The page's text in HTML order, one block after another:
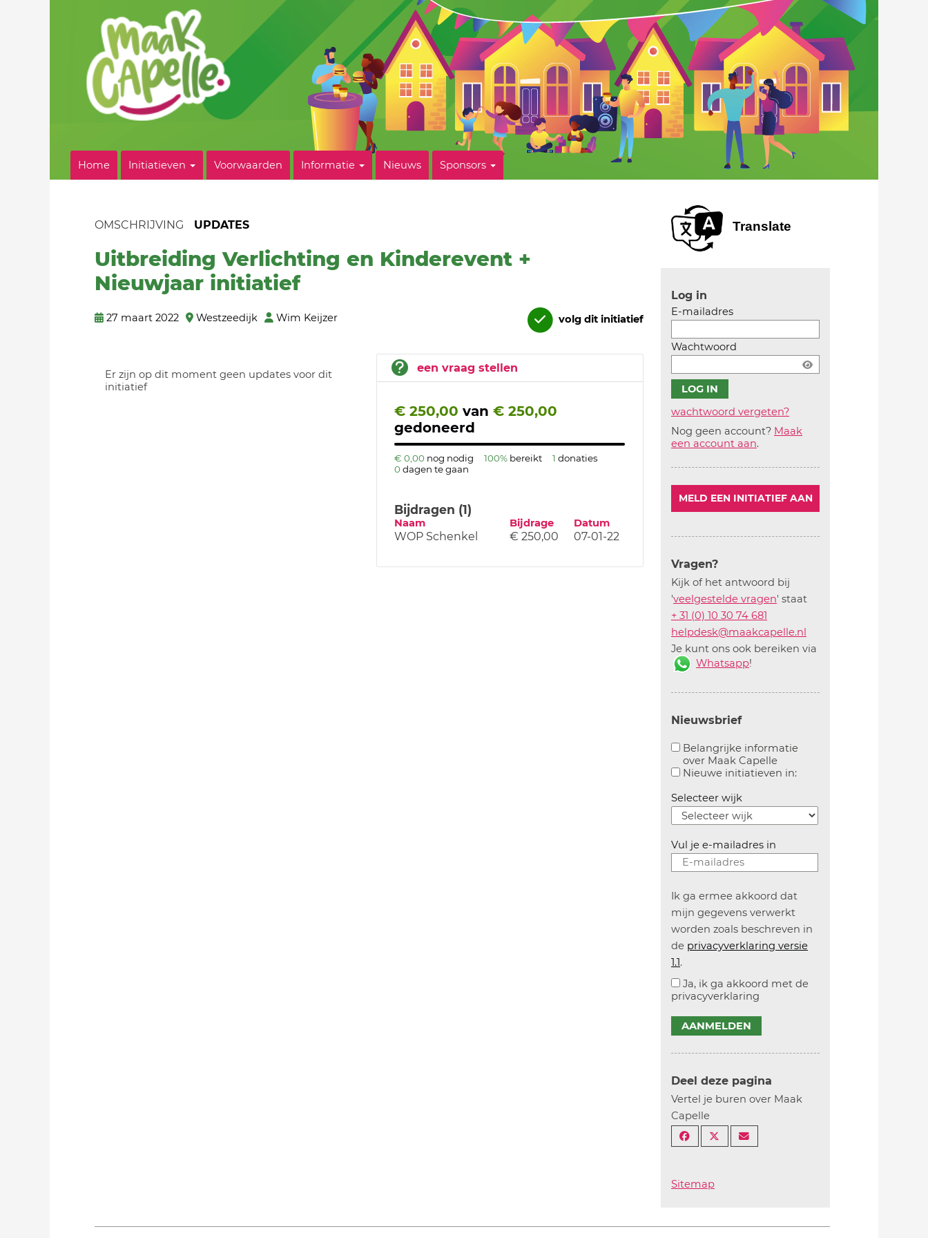
Home Initiatieven Voorwaarden Informatie Nieuws Sponsors
OMSCHRIJVING UPDATES
Uitbreiding Verlichting en Kinderevent +
Nieuwjaar initiatief
27 maart 2022 Westzeedijk Wim Keijzer volg dit initiatief
Er zijn op dit moment geen updates voor dit
initiatief
een vraag stellen
€ 250,00 van € 250,00
gedoneerd
€ 0,00 nog nodig 100% bereikt 1 donaties
0 dagen te gaan
Bijdragen (1)
Naam Bijdrage Datum
WOP Schenkel € 250,00 07-01-22
Translate
Log in
E-mailadres
Wachtwoord
wachtwoord vergeten?
Nog geen account? Maak
een account aan.
MELD EEN INITIATIEF AAN
Vragen?
Kijk of het antwoord bij
'veelgestelde vragen' staat
+ 31 (0) 10 30 74 681
helpdesk@maakcapelle.nl
Je kunt ons ook bereiken via
Whatsapp!
Nieuwsbrief
Belangrijke informatie
over Maak Capelle
Aanvinken om belangrijke informatie over
Nieuwe initiatieven in:Aanvinken om
Selecteer wijk
Vul je e-mailadres in
Ik ga ermee akkoord dat
mijn gegevens verwerkt
worden zoals beschreven in
de privacyverklaring versie
1.1.
Ja, ik ga akkoord met de
privacyverklaring
AANMELDEN
Deel deze pagina
Vertel je buren over Maak
Capelle
Sitemap